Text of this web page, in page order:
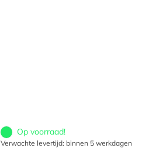
Op voorraad!
Verwachte levertijd: binnen 5 werkdagen